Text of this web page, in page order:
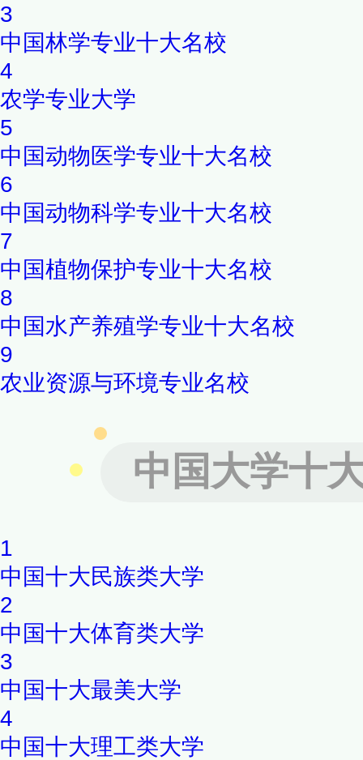
3
中国林学专业十大名校
4
农学专业大学
5
中国动物医学专业十大名校
6
中国动物科学专业十大名校
7
中国植物保护专业十大名校
8
中国水产养殖学专业十大名校
9
农业资源与环境专业名校
中国大学十
1
中国十大民族类大学
2
中国十大体育类大学
3
中国十大最美大学
4
中国十大理工类大学